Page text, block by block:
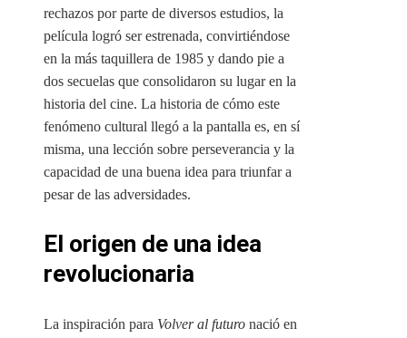
rechazos por parte de diversos estudios, la
película logró ser estrenada, convirtiéndose
en la más taquillera de 1985 y dando pie a
dos secuelas que consolidaron su lugar en la
historia del cine. La historia de cómo este
fenómeno cultural llegó a la pantalla es, en sí
misma, una lección sobre perseverancia y la
capacidad de una buena idea para triunfar a
pesar de las adversidades.
El origen de una idea
revolucionaria
La inspiración para Volver al futuro nació en